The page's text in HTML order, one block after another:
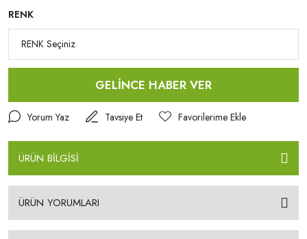
RENK
GELİNCE HABER VER
Yorum Yaz Tavsiye Et
ÜRÜN BİLGİSİ
ÜRÜN YORUMLARI